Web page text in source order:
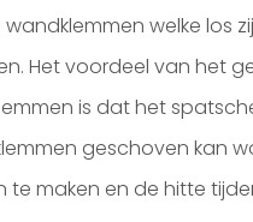
wandklemmen welke los
Het voordeel van het
is dat het
geschoven kan
te maken en de hitte